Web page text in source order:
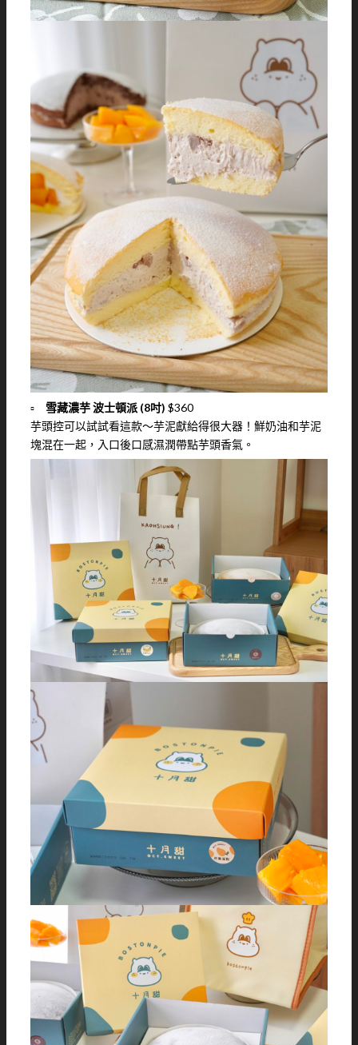
▫️ 雪藏濃芋 波士頓派 (8吋) $360
芋頭控可以試試看這款～芋泥獻給得很大器！鮮奶油和芋泥
塊混在一起，入口後口感濕潤帶點芋頭香氣。